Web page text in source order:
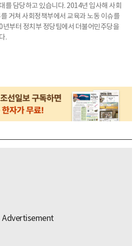
를 담당하고 있습니다. 2014년 입사해 사회
거쳐 사회정책부에서 교육과 노동 이슈를
년부터 정치부 정당팀에서 더불어민주당을
.